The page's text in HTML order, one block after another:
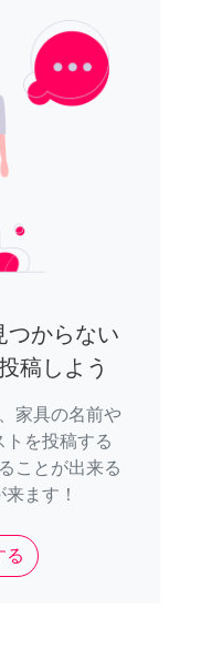
つからない
稿しよう
家具の名前や
を投稿する
ことが出来る
ます！
る